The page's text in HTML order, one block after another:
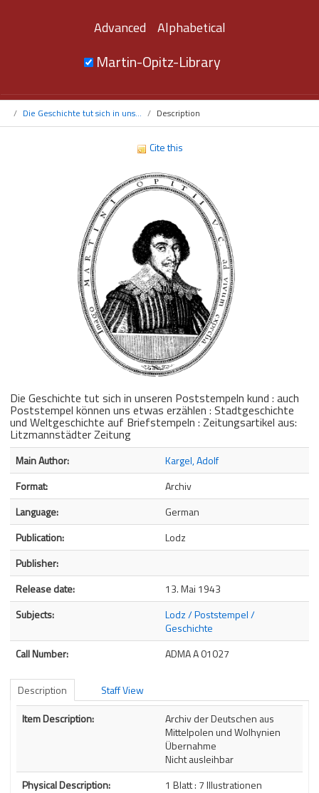
Advanced Alphabetical
Martin-Opitz-Library
Die Geschichte tut sich in uns... Description
Cite this
Die Geschichte tut sich in unseren Poststempeln kund : auch
Poststempel können uns etwas erzählen : Stadtgeschichte
und Weltgeschichte auf Briefstempeln : Zeitungsartikel aus:
Litzmannstädter Zeitung
Bibliographic Details
Main Author:
Kargel, Adolf
Format:
Archiv
Language:
German
Publication:
Lodz
Publisher:
Release date:
13. Mai 1943
Subjects:
Lodz / Poststempel /
Geschichte
Call Number:
ADMA A 01027
Description
Staff View
Description
Item Description:
Archiv der Deutschen aus
Mittelpolen und Wolhynien
Übernahme
Nicht ausleihbar
Physical Description:
1 Blatt : 7 Illustrationen